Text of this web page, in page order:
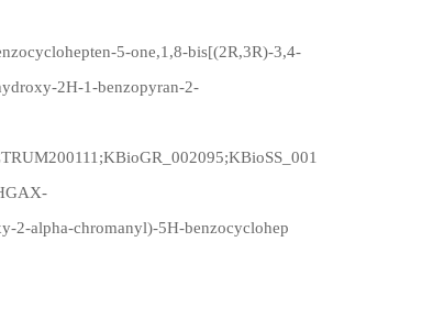
5-one,1,8-bis[(2R,3R)-3,4-
2H-1-benzopyran-2-
2-alpha-chromanyl)-5H-benzocyclohep